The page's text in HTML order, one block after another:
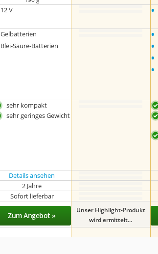
12 V •
Gelbatterien
Blei-Säure-Batterien
•
•
•
•
sehr kompakt
sehr geringes Gewicht
Details ansehen
2 Jahre
Sofort lieferbar
Zum Angebot »
Unser Highlight-Produkt
wird ermittelt...